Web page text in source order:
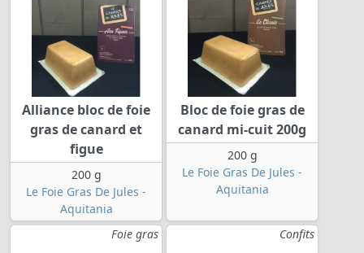
Alliance bloc de foie
gras de canard et
figue
200 g
Le Foie Gras De Jules -
Aquitania
Bloc de foie gras de
canard mi-cuit 200g
200 g
Le Foie Gras De Jules -
Aquitania
Foie gras Confits